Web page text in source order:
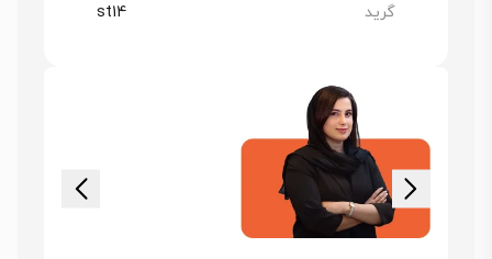
گرید
st14